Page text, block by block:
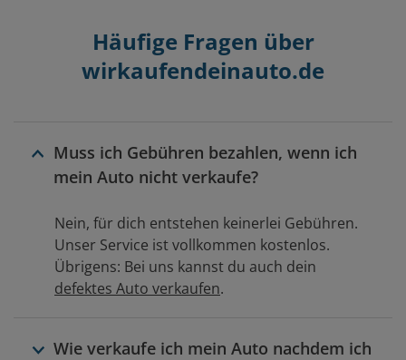
Häufige Fragen über
wirkaufendeinauto.de
Muss ich Gebühren bezahlen, wenn ich
mein Auto nicht verkaufe?
Nein, für dich entstehen keinerlei Gebühren.
Unser Service ist vollkommen kostenlos.
Übrigens: Bei uns kannst du auch dein
defektes Auto verkaufen.
Wie verkaufe ich mein Auto nachdem ich